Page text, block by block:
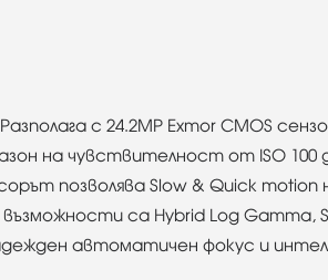
с 24.2MP Exmor CMOS
на чувствителност от ISO 100
позволява Slow & Quick
са Hybrid Log Gamma,
автоматичен фокус и